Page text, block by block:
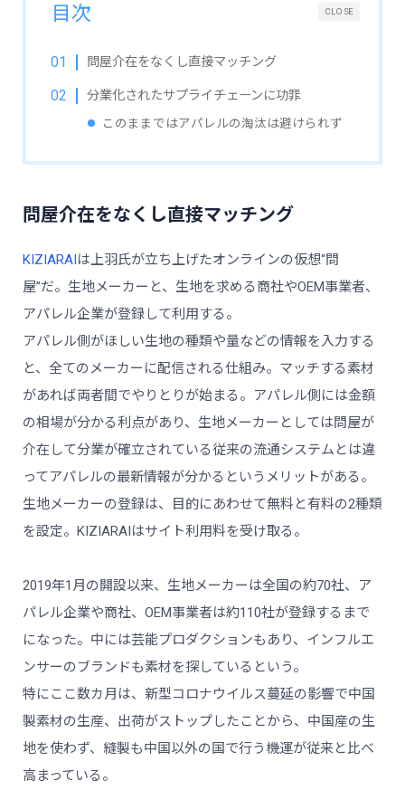
CLOSE
目次
問屋介在をなくし直接マッチング
分業化されたサプライチェーンに功罪
このままではアパレルの淘汰は避けられず
問屋介在をなくし直接マッチング
KIZIARAIは上羽氏が立ち上げたオンラインの仮想“問
屋”だ。生地メーカーと、生地を求める商社やOEM事業者、
アパレル企業が登録して利用する。
アパレル側がほしい生地の種類や量などの情報を入力する
と、全てのメーカーに配信される仕組み。マッチする素材
があれば両者間でやりとりが始まる。アパレル側には金額
の相場が分かる利点があり、生地メーカーとしては問屋が
介在して分業が確立されている従来の流通システムとは違
ってアパレルの最新情報が分かるというメリットがある。
生地メーカーの登録は、目的にあわせて無料と有料の2種類
を設定。KIZIARAIはサイト利用料を受け取る。
2019年1月の開設以来、生地メーカーは全国の約70社、ア
パレル企業や商社、OEM事業者は約110社が登録するまで
になった。中には芸能プロダクションもあり、インフルエ
ンサーのブランドも素材を探しているという。
特にここ数カ月は、新型コロナウイルス蔓延の影響で中国
製素材の生産、出荷がストップしたことから、中国産の生
地を使わず、縫製も中国以外の国で行う機運が従来と比べ
高まっている。